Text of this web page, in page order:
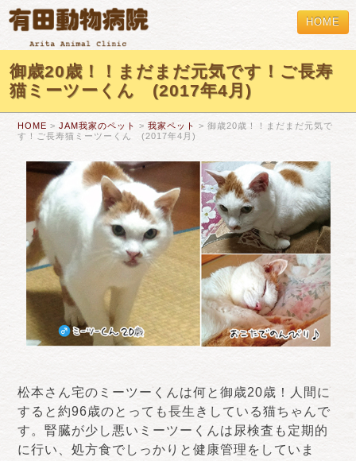
HOME
御歳20歳！！まだまだ元気です！ご長寿
猫ミーツーくん (2017年4月)
HOME >JAM我家のペット >我家ペット > 御歳20歳！！まだまだ元気で
す！ご長寿猫ミーツーくん (2017年4月)
松本さん宅のミーツーくんは何と御歳20歳！人間に
すると約96歳のとっても長生きしている猫ちゃんで
す。腎臓が少し悪いミーツーくんは尿検査も定期的
に行い、処方食でしっかりと健康管理をしていま